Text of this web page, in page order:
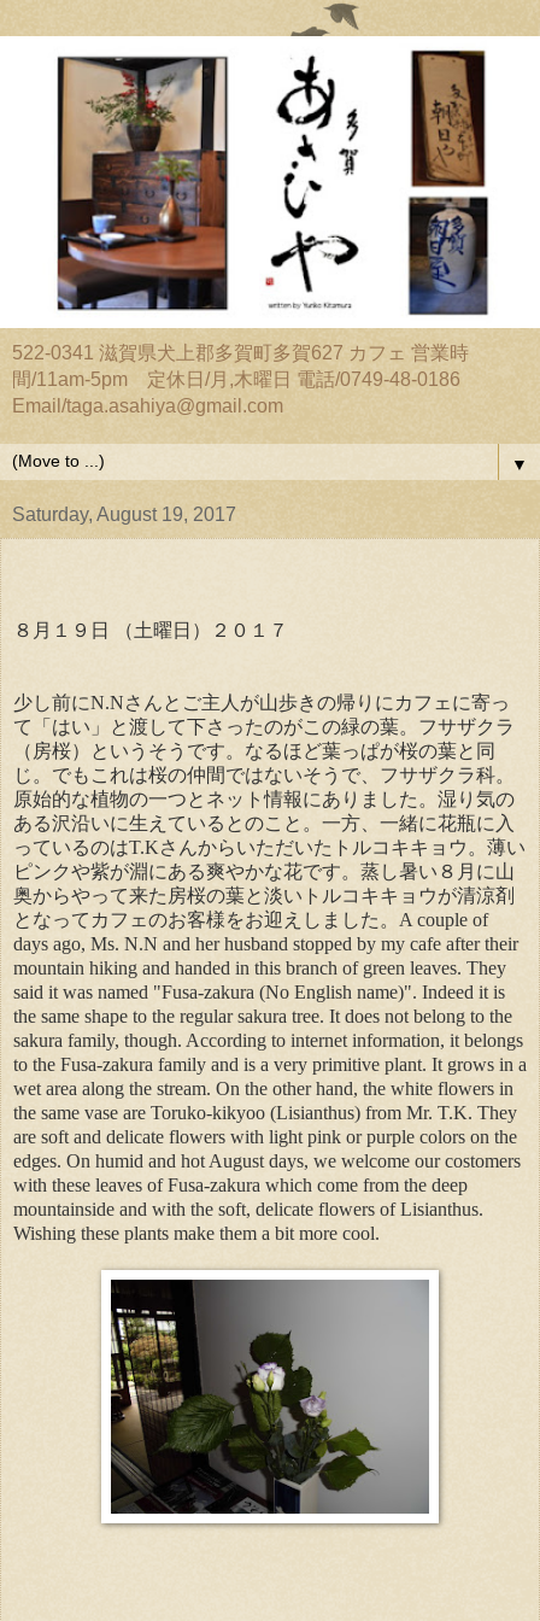
522-0341 滋賀県犬上郡多賀町多賀627 カフェ 営業時
間/11am-5pm 定休日/月,木曜日 電話/0749-48-0186
Email/taga.asahiya@gmail.com
▼
Saturday, August 19, 2017
８月１９日 （土曜日）２０１７
少し前にN.Nさんとご主人が山歩きの帰りにカフェに寄っ
て「はい」と渡して下さったのがこの緑の葉。フサザクラ
（房桜）というそうです。なるほど葉っぱが桜の葉と同
じ。でもこれは桜の仲間ではないそうで、フサザクラ科。
原始的な植物の一つとネット情報にありました。湿り気の
ある沢沿いに生えているとのこと。一方、一緒に花瓶に入
っているのはT.Kさんからいただいたトルコキキョウ。薄い
ピンクや紫が淵にある爽やかな花です。蒸し暑い８月に山
奥からやって来た房桜の葉と淡いトルコキキョウが清涼剤
となってカフェのお客様をお迎えしました。A couple of
days ago, Ms. N.N and her husband stopped by my cafe after their
mountain hiking and handed in this branch of green leaves. They
said it was named "Fusa-zakura (No English name)". Indeed it is
the same shape to the regular sakura tree. It does not belong to the
sakura family, though. According to internet information, it belongs
to the Fusa-zakura family and is a very primitive plant. It grows in a
wet area along the stream. On the other hand, the white flowers in
the same vase are Toruko-kikyoo (Lisianthus) from Mr. T.K. They
are soft and delicate flowers with light pink or purple colors on the
edges. On humid and hot August days, we welcome our costomers
with these leaves of Fusa-zakura which come from the deep
mountainside and with the soft, delicate flowers of Lisianthus.
Wishing these plants make them a bit more cool.